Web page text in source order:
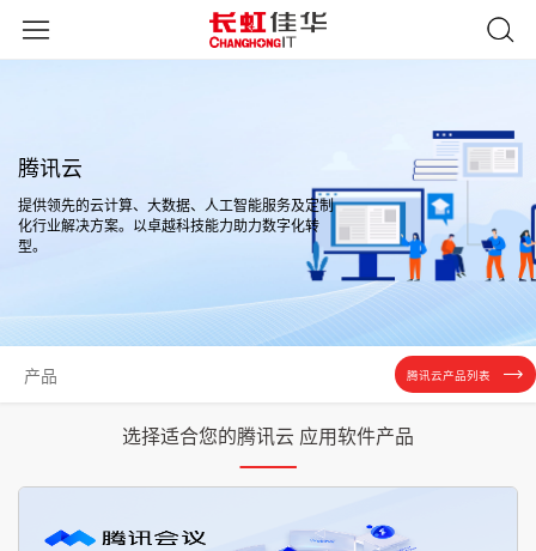
腾讯云
提供领先的云计算、大数据、人工智能服务及定制
化行业解决方案。以卓越科技能力助力数字化转
型。
产品 腾讯云产品列表
选择适合您的腾讯云 应用软件产品